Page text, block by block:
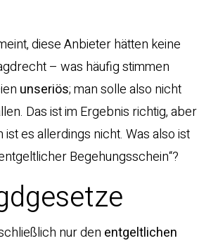
diese Anbieter hätten keine
– was häufig stimmen
unseriös; man solle also nicht
Das ist im Ergebnis richtig, aber
es allerdings nicht. Was also ist
Begehungsschein“?
nur den entgeltlichen